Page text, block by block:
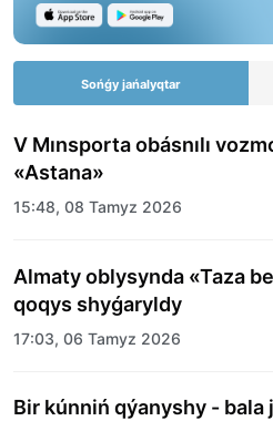
Sońǵy jańalyqtar
V Mınsporta obásnılı
«Astana»
15:48, 08 Tamyz 2026
Almaty oblysynda «Taza
qoqys shyǵaryldy
17:03, 06 Tamyz 2026
Bir kúnniń qýanyshy -